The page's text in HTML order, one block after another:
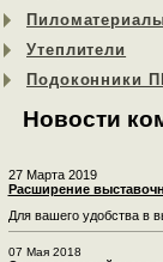
Утеплители
Подоконники
Новости
27 Марта 2019
Расширение
Для вашего удобства в
07 Мая 2018